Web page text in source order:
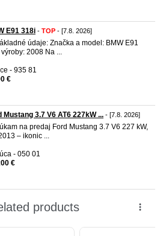
E91 318i - TOP - [7.8. 2026]
údaje: Značka a model: BMW E91
výroby: 2008 Na ...
- 935 81
€
Mustang 3.7 V6 AT6 227kW ... - [7.8. 2026]
na predaj Ford Mustang 3.7 V6 227 kW,
– ikonic ...
- 050 01
€